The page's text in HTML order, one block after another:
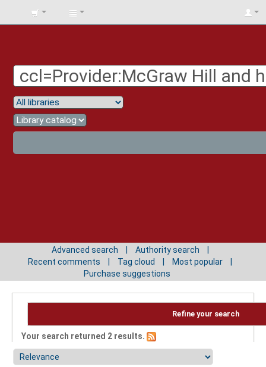
BIBLIOTECA
Advanced search
Authority search
Recent comments
Tag cloud
Most popular
Purchase suggestions
Refine your search
Your search returned 2 results.